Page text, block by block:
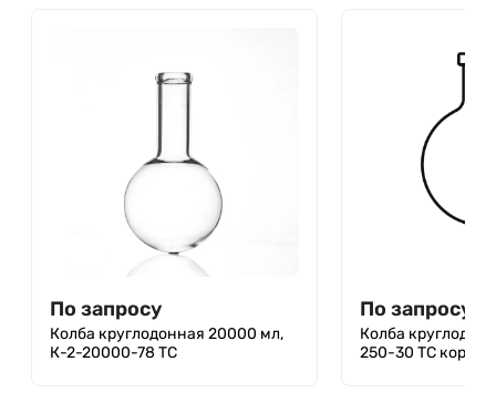
По запросу
Колба круглодонная 20000 мл,
К-2-20000-78 ТС
По запросу
Колба
250-30 ТС